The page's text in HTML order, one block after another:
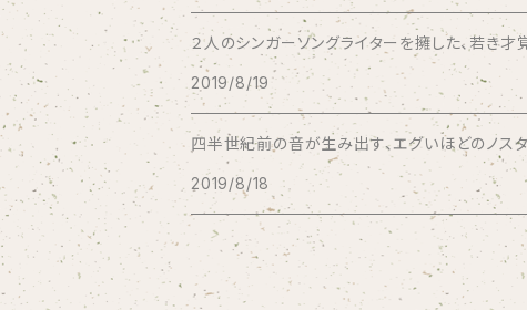
BBBBBBB
The BEG
The Beths
THE BLACK SHANSONS
２人のシンガーソングライターを擁した、若き
2019/8/19
四半世紀前の音が生み出す、エグいほどのノ
2019/8/18